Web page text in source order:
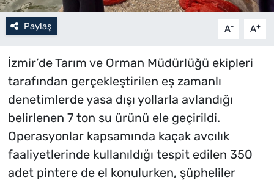
Paylaş A- A+
İzmir’de Tarım ve Orman Müdürlüğü ekipleri
tarafından gerçekleştirilen eş zamanlı
denetimlerde yasa dışı yollarla avlandığı
belirlenen 7 ton su ürünü ele geçirildi.
Operasyonlar kapsamında kaçak avcılık
faaliyetlerinde kullanıldığı tespit edilen 350
adet pintere de el konulurken, şüpheliler